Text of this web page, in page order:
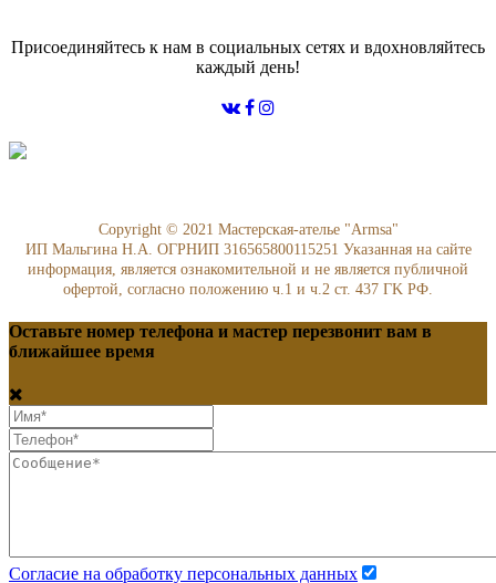
Присоединяйтесь к нам в социальных сетях и вдохновляйтесь
каждый день!
Copyright © 2021 Мастерская-ателье "Armsa"
ИП Мальгина Н.А. ОГРНИП 316565800115251 Указанная на сайте
информация, является ознакомительной и не является публичной
офертой, согласно положению ч.1 и ч.2 ст. 437 ГK РФ.
Оставьте номер телефона и мастер перезвонит вам в
ближайшее время
Согласие на обработку персональных данных